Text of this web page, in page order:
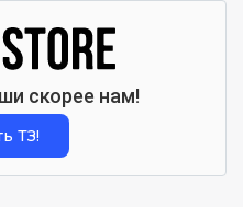
скорее нам!
ТЗ!